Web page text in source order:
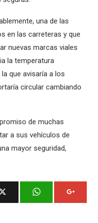
una de las
en las carreteras y que
nuevas marcas viales
la temperatura
que avisaría a los
circular cambiando
de muchas
a sus vehículos de
mayor seguridad,